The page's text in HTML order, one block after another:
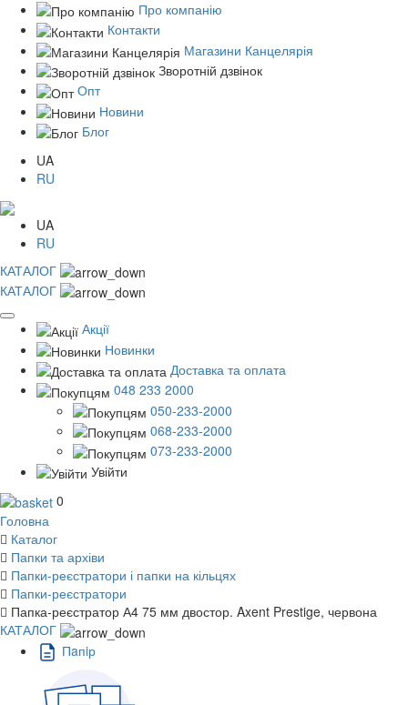
Про компанію
Контакти
Магазини Канцелярія
Зворотній дзвінок
Опт
Новини
Блог
UA
RU
UA
RU
КАТАЛОГ
КАТАЛОГ
Акції
Новинки
Доставка та оплата
048 233 2000
050-233-2000
068-233-2000
073-233-2000
Увійти
0
Головна
Каталог
Папки та архіви
Папки-реєстратори і папки на кільцях
Папки-реєстратори
Папка-реєстратор А4 75 мм двостор. Axent Prestige, червона
КАТАЛОГ
Пaпiр